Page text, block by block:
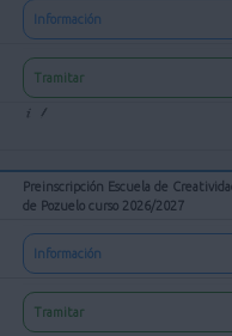
Información
Tramitar
Preinscripción Escuela de
de Pozuelo curso 2026/2027
Información
Tramitar